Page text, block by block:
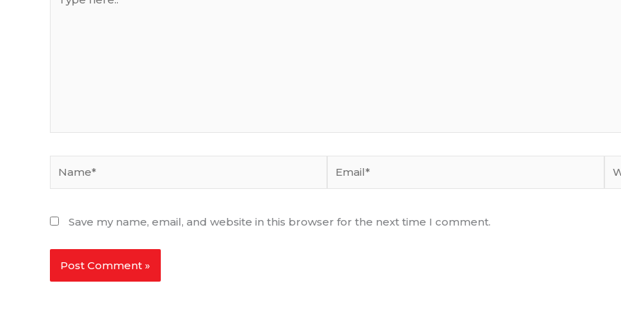
here..
Save my name, email, and website in this browser for the next time I comment.